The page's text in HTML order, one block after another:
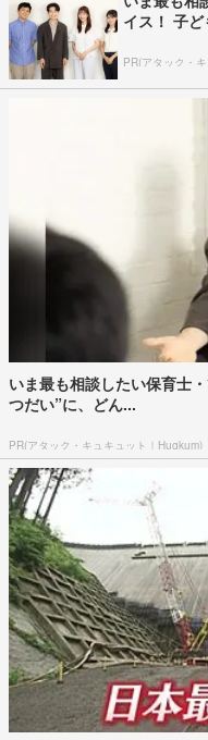
イス！ 子
PR(アタック・
いま最も相談したい保育士
つだい”に、どん...
PR(アタック・キュキュット｜Hugkum)